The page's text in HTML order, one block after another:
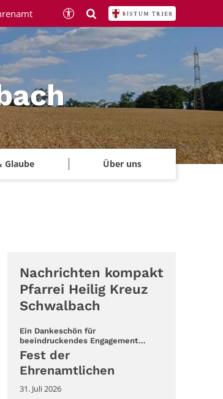
Glaube Über uns
Nachrichten kompakt
Pfarrei Heilig Kreuz
Schwalbach
Ein Dankeschön für
beeindruckendes Engagement...
Fest der
Ehrenamtlichen
31. Juli 2026